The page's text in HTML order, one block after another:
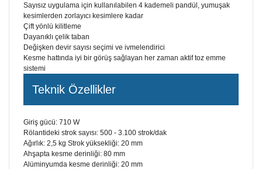
Sayısız uygulama için kullanılabilen 4 kademeli pandül, yumuşak
kesimlerden zorlayıcı kesimlere kadar
Çift yönlü kilitleme
Dayanıklı çelik taban
Değişken devir sayısı seçimi ve ivmelendirici
Kesme hattında iyi bir görüş sağlayan her zaman aktif toz emme
sistemi
Teknik Özellikler
Giriş gücü: 710 W
Rölantideki strok sayısı: 500 - 3.100 strok/dak
Ağırlık: 2,5 kg Strok yüksekliği: 20 mm
Ahşapta kesme derinliği: 80 mm
Alüminyumda kesme derinliği: 20 mm